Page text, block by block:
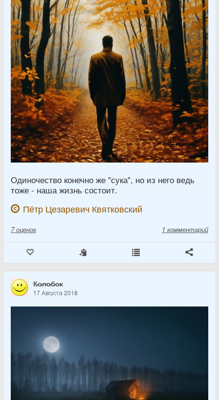
Одиночество конечно же "сука", но из него ведь
тоже - наша жизнь состоит.
Пётр Цезаревич Квятковский
7 оценок 1 комментарий
К̷о̷л̷о̷б̷о̷к
17 Августа 2018